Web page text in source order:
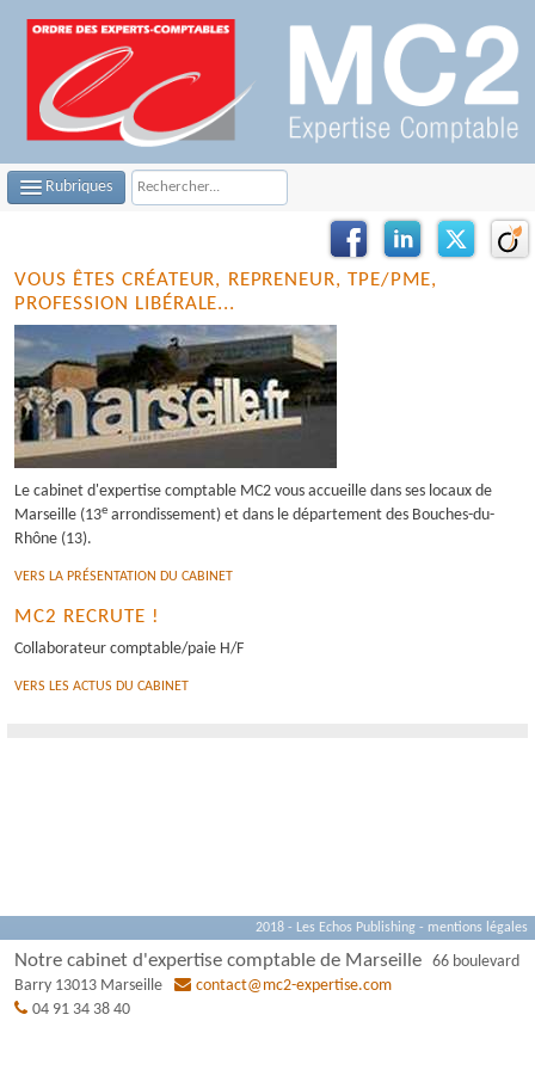
Rubriques
NOTRE ÉQUIPE
NOS MISSIONS
CONTACTEZ-NOUS
PLAN D'ACCÈS
FILS D'ACTUALITÉS
INFOS DE GESTION
OUTILS PRATIQUES
VOUS ÊTES CRÉATEUR, REPRENEUR, TPE/PME,
PROFESSION LIBÉRALE...
Le cabinet d'expertise comptable MC2 vous accueille dans ses locaux de
Marseille (13e arrondissement) et dans le département des Bouches-du-
Rhône (13).
VERS LA PRÉSENTATION DU CABINET
MC2 RECRUTE !
Collaborateur comptable/paie H/F
VERS LES ACTUS DU CABINET
2018 - Les Echos Publishing - mentions légales
Notre cabinet d'expertise comptable de Marseille 66 boulevard
Barry 13013 Marseille
contact@mc2-expertise.com
04 91 34 38 40